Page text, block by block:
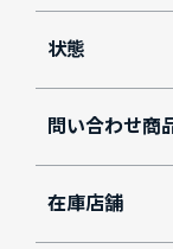
状態
問い合わせ商
在庫店舗